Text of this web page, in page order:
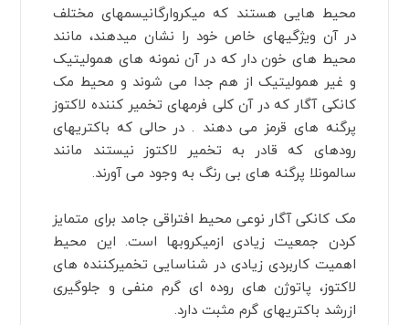
محیط هایی هستند که میکروارگانیسم‏های مختلف
در آن ویژگیهای خاص خود را نشان می‏دهند، مانند
محیط های خون دار که در آن نمونه‏ های همولیتیک
و غیر همولیتیک از هم جدا می‏ شوند و محیط مک
کانکی آگار که در آن کلی فرمهای تخمیر کننده لاکتوز
پرگنه ‏های قرمز می‏ دهند . در حالی که باکتریهای
روده‏ای که قادر به تخمیر لاکتوز نیستند مانند
سالمونلا پرگنه ‏های بی رنگ به وجود می‏ آورند.
مک کانکی آگار نوعی محیط افتراقی جامد برای متمایز
کردن جمعیت زیادی ازمیکروبها است. این محیط
اهمیت کاربردی زیادی در شناسایی تخمیرکننده های
لاکتوز، پاتوژن های روده ای گرم منفی و جلوگیری
ازرشد باکتریهای گرم مثبت دارد.